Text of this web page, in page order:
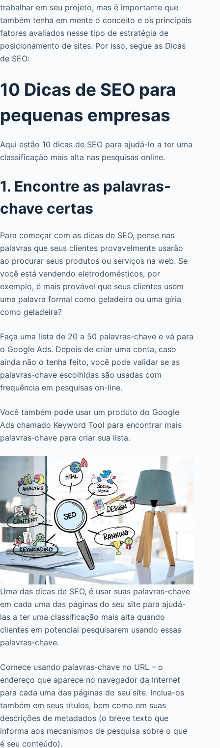
trabalhar em seu projeto, mas é importante que
também tenha em mente o conceito e os principais
fatores avaliados nesse tipo de estratégia de
posicionamento de sites. Por isso, segue as Dicas
de SEO:
10 Dicas de SEO para
pequenas empresas
Aqui estão 10 dicas de SEO para ajudá-lo a ter uma
classificação mais alta nas pesquisas online.
1. Encontre as palavras-
chave certas
Para começar com as dicas de SEO, pense nas
palavras que seus clientes provavelmente usarão
ao procurar seus produtos ou serviços na web. Se
você está vendendo eletrodomésticos, por
exemplo, é mais provável que seus clientes usem
uma palavra formal como geladeira ou uma gíria
como geladeira?
Faça uma lista de 20 a 50 palavras-chave e vá para
o Google Ads. Depois de criar uma conta, caso
ainda não o tenha feito, você pode validar se as
palavras-chave escolhidas são usadas com
frequência em pesquisas on-line.
Você também pode usar um produto do Google
Ads chamado Keyword Tool para encontrar mais
palavras-chave para criar sua lista.
Uma das dicas de SEO, é usar suas palavras-chave
em cada uma das páginas do seu site para ajudá-
las a ter uma classificação mais alta quando
clientes em potencial pesquisarem usando essas
palavras-chave.
Comece usando palavras-chave no URL – o
endereço que aparece no navegador da Internet
para cada uma das páginas do seu site. Inclua-os
também em seus títulos, bem como em suas
descrições de metadados (o breve texto que
informa aos mecanismos de pesquisa sobre o que
é seu conteúdo).